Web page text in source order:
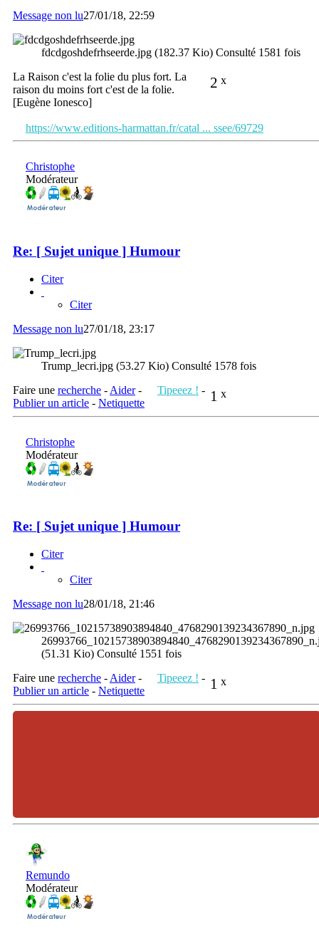
Message non lu27/01/18, 22:59
fdcdgoshdefrhseerde.jpg (182.37 Kio) Consulté 1581 fois
2 x
La Raison c'est la folie du plus fort. La
raison du moins fort c'est de la folie.
[Eugène Ionesco]
https://www.editions-harmattan.fr/catal ... ssee/69729
Christophe
Modérateur
Re: [ Sujet unique ] Humour
Citer
Citer
Message non lu27/01/18, 23:17
Trump_lecri.jpg (53.27 Kio) Consulté 1578 fois
1 x
Faire une recherche - Aider- Tipeeez ! -
Publier un article - Netiquette
Christophe
Modérateur
Re: [ Sujet unique ] Humour
Citer
Citer
Message non lu28/01/18, 21:46
(51.31 Kio) Consulté 1551 fois
1 x
Faire une recherche - Aider- Tipeeez ! -
Publier un article - Netiquette
Remundo
Modérateur